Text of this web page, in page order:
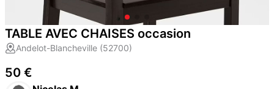
TABLE AVEC CHAISES occasion
Andelot-Blancheville (52700)
50 €